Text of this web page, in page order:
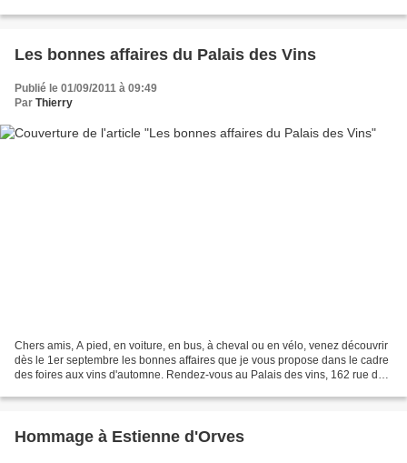
Les bonnes affaires du Palais des Vins
Publié le 01/09/2011 à 09:49
Par Thierry
Chers amis, A pied, en voiture, en bus, à cheval ou en vélo, venez découvrir
dès le 1er septembre les bonnes affaires que je vous propose dans le cadre
des foires aux vins d'automne. Rendez-vous au Palais des vins, 162 rue de
Hommage à Estienne d'Orves